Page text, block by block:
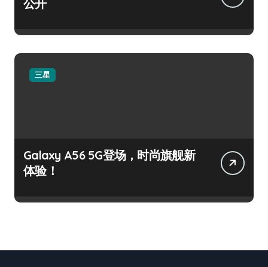
公开
三星
Galaxy A56 5G登场，时尚旗舰新
体验！